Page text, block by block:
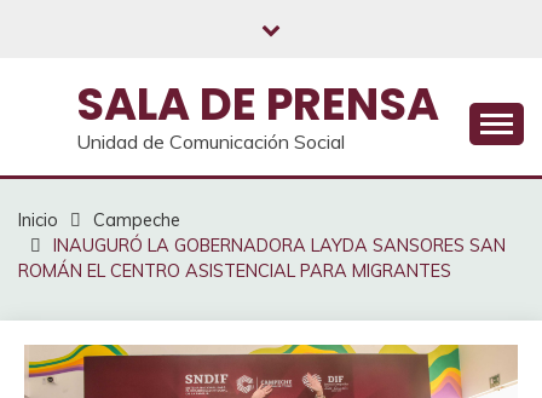
SALA DE PRENSA
Unidad de Comunicación Social
Inicio
Campeche
INAUGURÓ LA GOBERNADORA LAYDA SANSORES SAN
ROMÁN EL CENTRO ASISTENCIAL PARA MIGRANTES